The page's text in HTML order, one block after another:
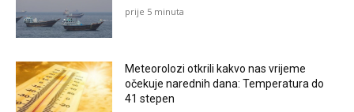
prije 5 minuta
Meteorolozi otkrili kakvo nas vrijeme
očekuje narednih dana: Temperatura do
41 stepen